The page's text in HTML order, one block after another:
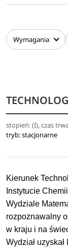
Wymagania
stopień: (I), czas
tryb: stacjonarne
Kierunek
Instytucie
Wydziale
rozpoznawalny
w kraju i na
Wydział uzyskał